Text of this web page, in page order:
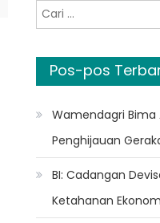
Cari
untuk:
Pos-pos
Wamendagri Bima
Penghijauan
BI: Cadangan
Ketahanan